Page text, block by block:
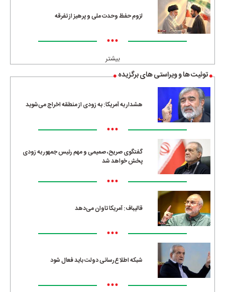
لزوم حفظ وحدت ملی و پرهیز از تفرقه
•••
بیشتر
توئیت ها و ویراستی های برگزیده
هشدار به آمریکا: به زودی از منطقه اخراج می‌شوید
•••
گفتگوی صریح، صمیمی و مهم رئیس جمهور به زودی
پخش خواهد شد
•••
قالیباف: آمریکا تاوان می‌دهد
•••
شبکه اطلاع‌رسانی دولت باید فعال شود
•••